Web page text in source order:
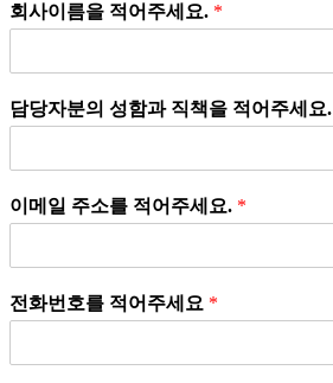
회사이름을 적어주세요. *
담당자분의 성함과 직책을 적어주세요.
이메일 주소를 적어주세요. *
전화번호를 적어주세요 *